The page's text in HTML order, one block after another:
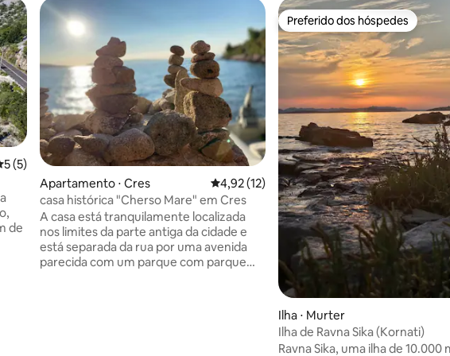
de uma avaliação média de 5, 5 avaliações
5 (5)
de
Apartamento ⋅ Cres 4,92 de uma avaliação média de 5, 12
4,92 (12)
casa histórica "Cherso Mare" em Cres
A casa está tranquilamente localizada
nos limites da parte antiga da cidade e
está separada da rua por uma avenida
parecida com um parque com parque
Preferido dos hóspedes
Preferido dos hóspedes
Ilha ⋅ Murter
Ilha de Ravna Sika (Kornati)
Ravna Sika, uma ilha de 10.000